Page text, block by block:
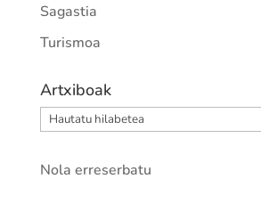
Sagastia
Turismoa
Artxiboak
Artxiboak
Nola erreserbatu